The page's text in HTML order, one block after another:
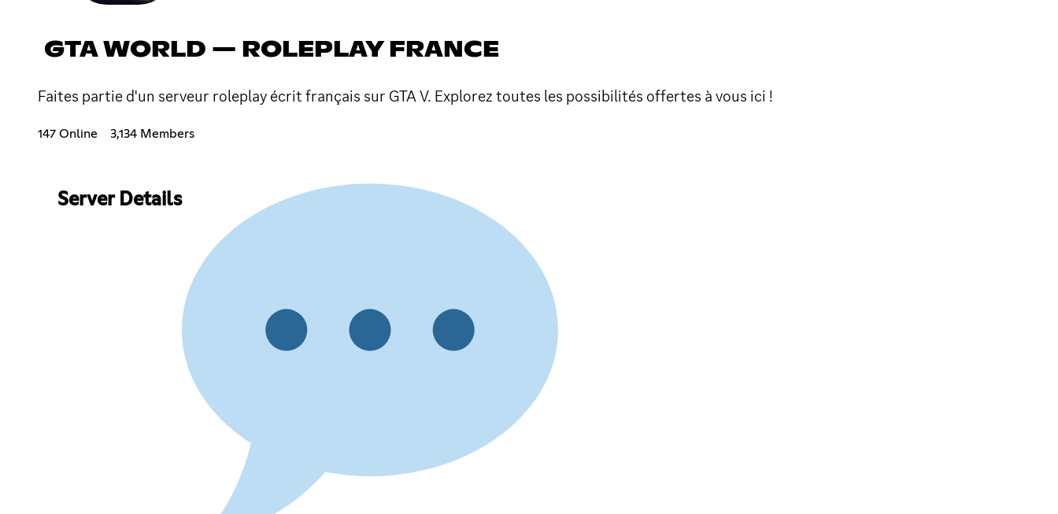
GTA WORLD — ROLEPLAY FRANCE
Faites partie d'un serveur roleplay écrit français sur GTA V. Explorez toutes les possibilités offertes à vous ici !
147 Online 3,134 Members
Server Details